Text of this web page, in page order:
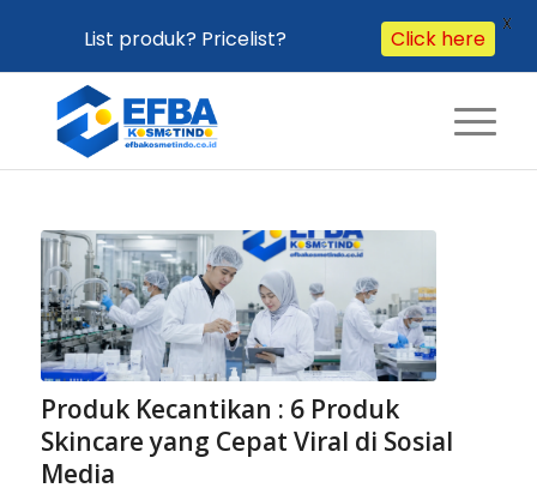
Produk Kecantikan : 6 Produk
Skincare yang Cepat Viral di Sosial
Media
List produk? Pricelist? Click here
X